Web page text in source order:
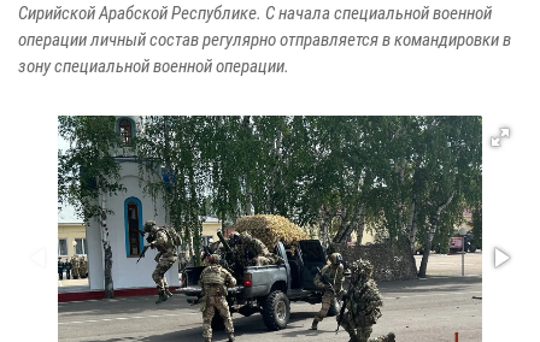
Сирийской Арабской Республике. С начала специальной военной
операции личный состав регулярно отправляется в командировки в
зону специальной военной операции.